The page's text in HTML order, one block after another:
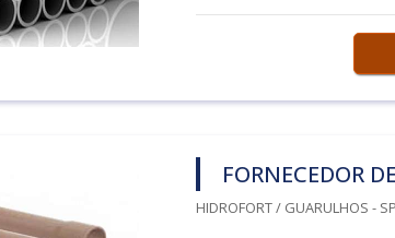
FORNECEDOR
HIDROFORT / GUARULHOS - SP